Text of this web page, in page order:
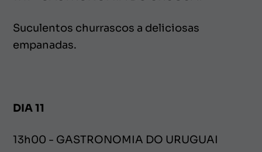
Suculentos churrascos a deliciosas
empanadas.
DIA 11
13h00 - GASTRONOMIA DO URUGUAI